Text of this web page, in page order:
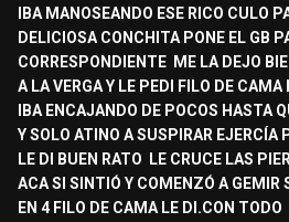
IBA MANOSEANDO ESE RICO CULO
DELICIOSA CONCHITA PONE EL GB
CORRESPONDIENTE ME LA DEJO
A LA VERGA Y LE PEDI FILO DE
IBA ENCAJANDO DE POCOS HASTA
Y SOLO ATINO A SUSPIRAR EJERCÍA
LE DI BUEN RATO LE CRUCE LAS
ACA SI SINTIÓ Y COMENZÓ A GEMIR
EN 4 FILO DE CAMA LE DI.CON